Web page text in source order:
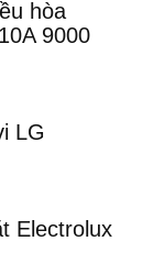
hòa
9000
LG
Electrolux